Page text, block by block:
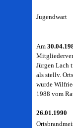
Am
Jürgen Lach
als stellv.
wurde
1988 vom
26.01.1990